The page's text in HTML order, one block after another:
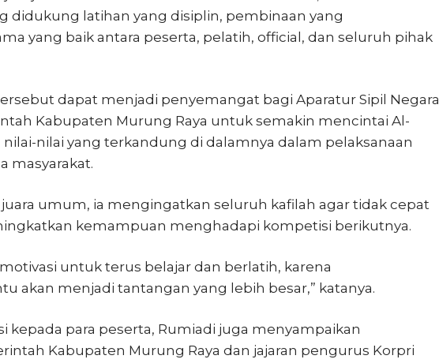
didukung latihan yang disiplin, pembinaan yang
yang baik antara peserta, pelatih, official, dan seluruh pihak
dapat menjadi penyemangat bagi Aparatur Sipil Negara
Kabupaten Murung Raya untuk semakin mencintai Al-
nilai yang terkandung di dalamnya dalam pelaksanaan
masyarakat.
umum, ia mengingatkan seluruh kafilah agar tidak cepat
kemampuan menghadapi kompetisi berikutnya.
untuk terus belajar dan berlatih, karena
akan menjadi tantangan yang lebih besar,” katanya.
kepada para peserta, Rumiadi juga menyampaikan
Kabupaten Murung Raya dan jajaran pengurus Korpri